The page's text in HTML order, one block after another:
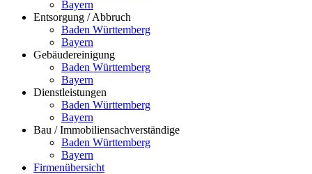
Bayern
Entsorgung / Abbruch
Baden Württemberg
Bayern
Gebäudereinigung
Baden Württemberg
Bayern
Dienstleistungen
Baden Württemberg
Bayern
Bau / Immobiliensachverständige
Baden Württemberg
Bayern
Firmenübersicht